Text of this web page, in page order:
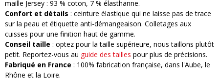
maille Jersey : 93 % coton, 7 % élasthanne.
Confort et détails : ceinture élastique qui ne laisse pas de trace
sur la peau et étiquette anti-démangeaison. Colletages aux
cuisses pour une finition haut de gamme.
Conseil taille : optez pour la taille supérieure, nous taillons plutôt
petit. Reportez-vous au guide des tailles pour plus de précisions.
Fabriqué en France : 100% fabrication française, dans l'Aube, le
Rhône et la Loire.